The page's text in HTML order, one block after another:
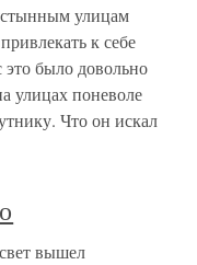
улицам
к себе
это было довольно
улицах поневоле
Что он искал
вышел